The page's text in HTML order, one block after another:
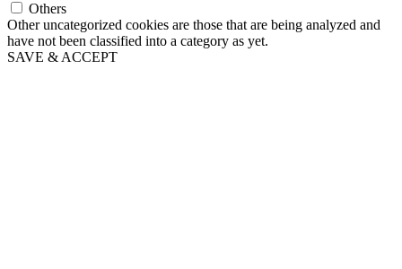
Others
Other uncategorized cookies are those that are being analyzed and
have not been classified into a category as yet.
SAVE & ACCEPT